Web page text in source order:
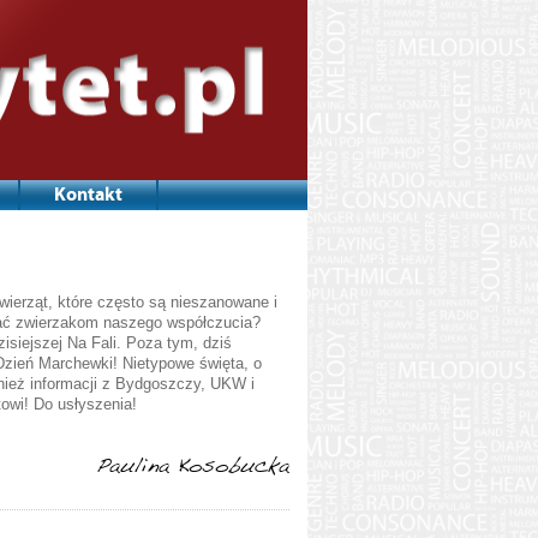
Kontakt
które często są nieszanowane i
zwierzakom naszego współczucia?
Na Fali. Poza tym, dziś
Marchewki! Nietypowe święta, o
informacji z Bydgoszczy, UKW i
Do usłyszenia!
Paulina Kosobucka